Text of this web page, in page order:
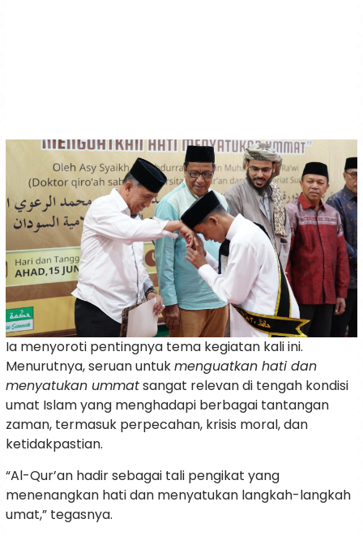
Ia menyoroti pentingnya tema kegiatan kali ini.
Menurutnya, seruan untukmenguatkan hati dan
menyatukan ummatsangat relevan di tengah kondisi
umat Islam yang menghadapi berbagai tantangan
zaman, termasuk perpecahan, krisis moral, dan
ketidakpastian.
“Al-Qur’an hadir sebagai tali pengikat yang
menenangkan hati dan menyatukan langkah-langkah
umat,” tegasnya.